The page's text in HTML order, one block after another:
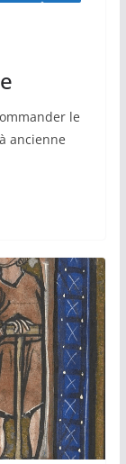
le
ancienne